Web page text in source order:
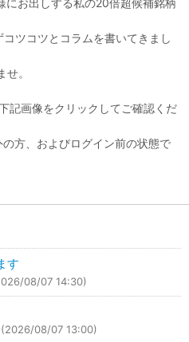
お出しする私の20倍超候補銘柄
ツコツとコラムを書いてきまし
。
記画像をクリックしてご確認くだ
の方、およびログイン前の状態で
す
08/07 14:30)
(2026/08/07 13:00)